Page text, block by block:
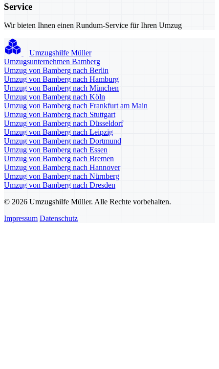
Service
Wir bieten Ihnen einen Rundum-Service für Ihren Umzug
Umzugshilfe Müller
Umzugsunternehmen Bamberg
Umzug von Bamberg nach Berlin
Umzug von Bamberg nach Hamburg
Umzug von Bamberg nach München
Umzug von Bamberg nach Köln
Umzug von Bamberg nach Frankfurt am Main
Umzug von Bamberg nach Stuttgart
Umzug von Bamberg nach Düsseldorf
Umzug von Bamberg nach Leipzig
Umzug von Bamberg nach Dortmund
Umzug von Bamberg nach Essen
Umzug von Bamberg nach Bremen
Umzug von Bamberg nach Hannover
Umzug von Bamberg nach Nürnberg
Umzug von Bamberg nach Dresden
© 2026 Umzugshilfe Müller. Alle Rechte vorbehalten.
Impressum Datenschutz